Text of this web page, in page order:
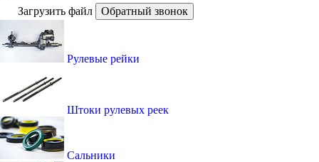
Загрузить файл
Обратный звонок
Рулевые рейки
Штоки рулевых реек
Сальники